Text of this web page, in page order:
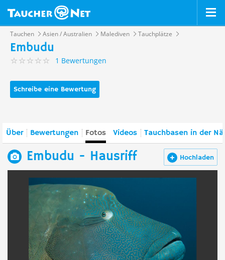
Tauchen Asien / Australien Malediven Tauchplätze
Embudu
1 Bewertungen
Schreibe eine Bewertung
Über Bewertungen Fotos Videos Tauchbasen in der
Hochladen
Embudu - Hausriff